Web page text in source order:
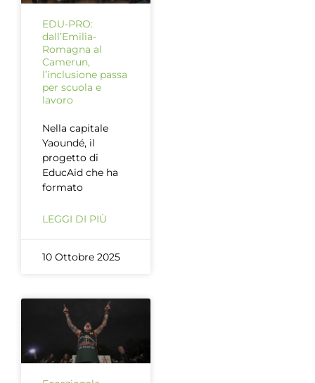
EDU-PRO:
dall’Emilia-
Romagna al
Camerun,
l’inclusione passa
per scuola e
lavoro
Nella capitale
Yaoundé, il
progetto di
EducAid che ha
formato
LEGGI DI PIÙ
10 Ottobre 2025